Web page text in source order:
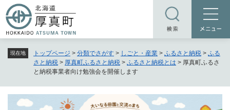
ー
ジ
現在地 トップページ > 分類でさがす > しごと・産業 > ふるさと納税 > ふる
さと納税 > 厚真町ふるさと納税 > ふるさと納税とは > 厚真町ふるさ
と納税事業者向け勉強会を開催します